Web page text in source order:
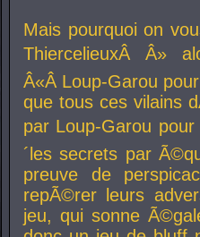
Mais pourquoi on
ThiercelieuxÂ Â»
Â«Â Loup-Garou
que tous ces vilains
par Loup-Garou
´les secrets par
preuve de
repÃ©rer leurs
jeu, qui sonne